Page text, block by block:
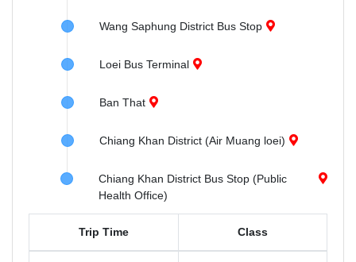
Wang Saphung District Bus Stop
Loei Bus Terminal
Ban That
Chiang Khan District (Air Muang loei)
Chiang Khan District Bus Stop (Public
Health Office)
Trip Time Class